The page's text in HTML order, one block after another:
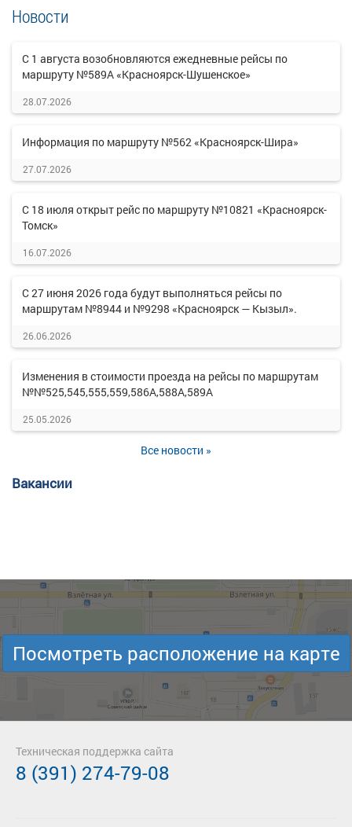
Новости
С 1 августа возобновляются ежедневные рейсы по
маршруту №589А «Красноярск-Шушенское»
28.07.2026
Информация по маршруту №562 «Красноярск-Шира»
27.07.2026
С 18 июля открыт рейс по маршруту №10821 «Красноярск-
Томск»
16.07.2026
С 27 июня 2026 года будут выполняться рейсы по
маршрутам №8944 и №9298 «Красноярск — Кызыл».
26.06.2026
Изменения в стоимости проезда на рейсы по маршрутам
№№525,545,555,559,586А,588А,589А
25.05.2026
Все новости »
Вакансии
Посмотреть расположение на карте
Техническая поддержка сайта
8 (391) 274-79-08